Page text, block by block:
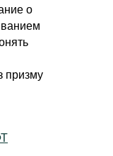
о
призму